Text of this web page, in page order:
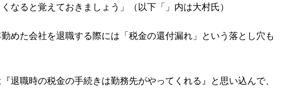
なると覚えておきましょう」（以下「」内は大村氏）
めた会社を退職する際には「税金の還付漏れ」という落とし穴も
『退職時の税金の手続きは勤務先がやってくれる』と思い込んで、